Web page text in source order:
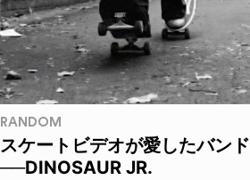
RANDOM
スケートビデオが愛したバンド
──DINOSAUR JR.